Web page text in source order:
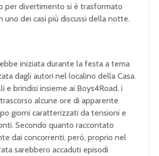
per divertimento si è trasformato
uno dei casi più discussi della notte.
iniziata durante la festa a tema
dagli autori nel localino della Casa.
e brindisi insieme ai Boys4Road, i
alcune ore di apparente
giorni caratterizzati da tensioni e
Secondo quanto raccontato
dai concorrenti, però, proprio nel
sarebbero accaduti episodi